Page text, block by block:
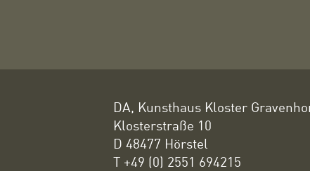
DA, Kunsthaus Kloster
Klosterstraße 10
D 48477 Hörstel
T +49 (0) 2551 694215